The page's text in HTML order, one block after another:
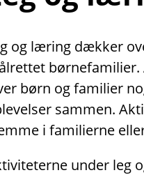
og læring dækker
børn og familier
sammen.
i familierne
under leg